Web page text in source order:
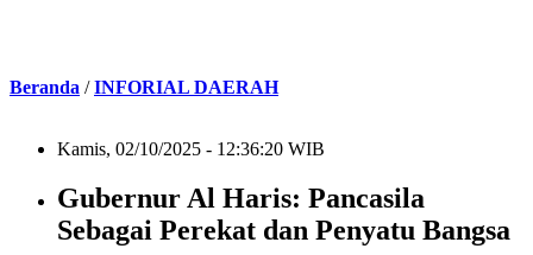
Beranda /INFORIAL DAERAH
Kamis, 02/10/2025 - 12:36:20 WIB
Gubernur Al Haris: Pancasila
Sebagai Perekat dan Penyatu Bangsa